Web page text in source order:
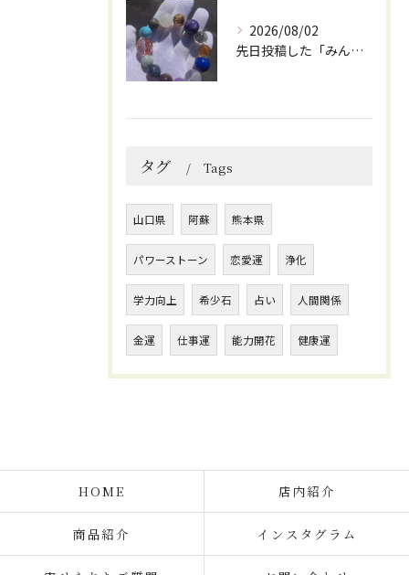
2026/08/02
先日投稿した「みんなを笑顔にしてくれるブレスレット」に
タグ Tags
山口県 阿蘇 熊本県
パワーストーン 恋愛運 浄化
学力向上 希少石 占い 人間関係
金運 仕事運 能力開花 健康運
HOME 店内紹介
商品紹介 インスタグラム